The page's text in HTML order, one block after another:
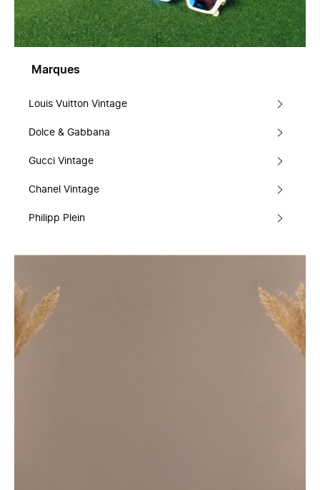
Marques
Louis Vuitton Vintage
Dolce & Gabbana
Gucci Vintage
Chanel Vintage
Philipp Plein